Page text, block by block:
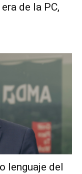
de la PC,
lenguaje del